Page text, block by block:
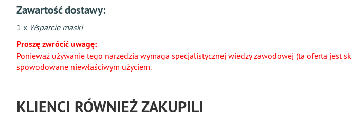
Zawartość dostawy:
1 x Wsparcie maski
Proszę zwrócić uwagę:
Ponieważ używanie tego narzędzia wymaga specjalistycznej wiedzy zawodowej (ta oferta
spowodowane niewłaściwym użyciem.
KLIENCI RÓWNIEŻ ZAKUPILI